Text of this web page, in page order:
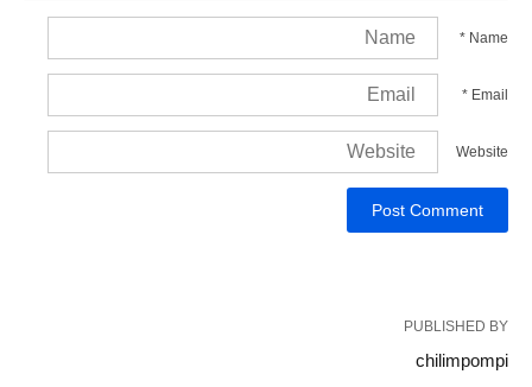
Name
*
Email
*
Website
PUBLISHED BY
chilimpompi